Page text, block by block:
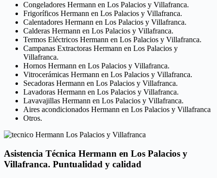
Congeladores Hermann en Los Palacios y Villafranca.
Frigoríficos Hermann en Los Palacios y Villafranca.
Calentadores Hermann en Los Palacios y Villafranca.
Calderas Hermann en Los Palacios y Villafranca.
Termos Eléctricos Hermann en Los Palacios y Villafranca.
Campanas Extractoras Hermann en Los Palacios y
Villafranca.
Hornos Hermann en Los Palacios y Villafranca.
Vitrocerámicas Hermann en Los Palacios y Villafranca.
Secadoras Hermann en Los Palacios y Villafranca.
Lavadoras Hermann en Los Palacios y Villafranca.
Lavavajillas Hermann en Los Palacios y Villafranca.
Aires acondicionados Hermann en Los Palacios y Villafranca
Otros.
Asistencia Técnica Hermann en Los Palacios y
Villafranca. Puntualidad y calidad